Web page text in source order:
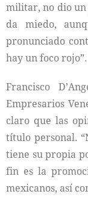
militar, no dio un
da miedo,
pronunciado
hay un foco rojo”.
Francisco
Empresarios
claro que las
título personal.
tiene su propia
fin es la
mexicanos, así